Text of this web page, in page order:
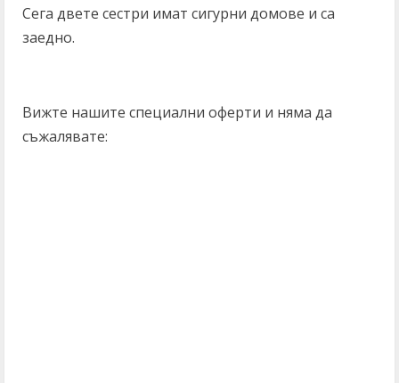
Сега двете сестри имат сигурни домове и са
заедно.
Вижте нашите специални оферти и няма да
съжалявате: